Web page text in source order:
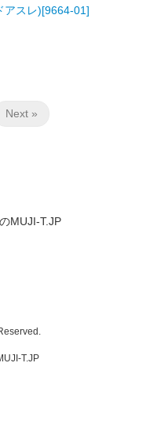
アスレ)[9664-01]
Next »
MUJI-T.JP
T.JP